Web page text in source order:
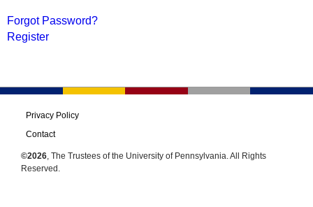
Forgot Password?
Register
Privacy Policy
Contact
©2026, The Trustees of the University of Pennsylvania. All Rights
Reserved.